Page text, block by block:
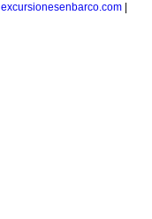
excursionesenbarco.com